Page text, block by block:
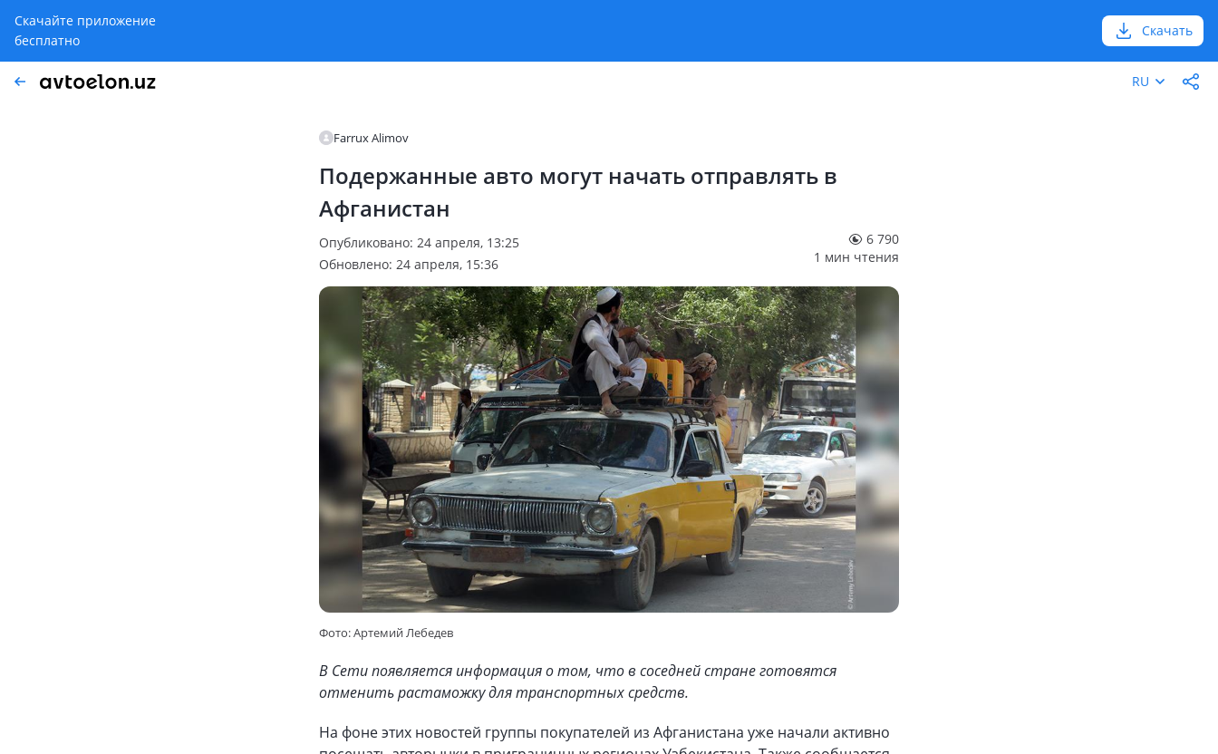
Скачайте приложение
бесплатно
Скачать
RU
Farrux Alimov
Подержанные авто могут начать отправлять в
Афганистан
Опубликовано: 24 апреля, 13:25
Обновлено: 24 апреля, 15:36
6 790
1 мин чтения
Фото: Артемий Лебедев
В Сети появляется информация о том, что в соседней стране готовятся
отменить растаможку для транспортных средств.
На фоне этих новостей группы покупателей из Афганистана уже начали активно